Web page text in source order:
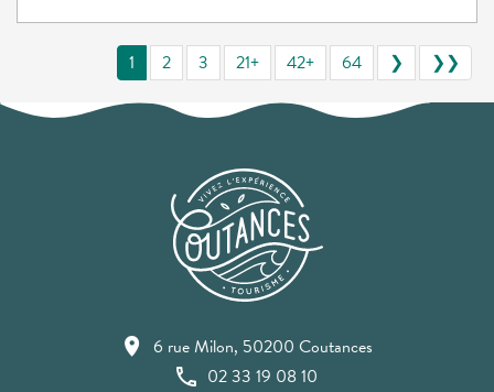
1 2 3 21+ 42+ 64 ❯ ❯❯
6 rue Milon, 50200 Coutances
02 33 19 08 10